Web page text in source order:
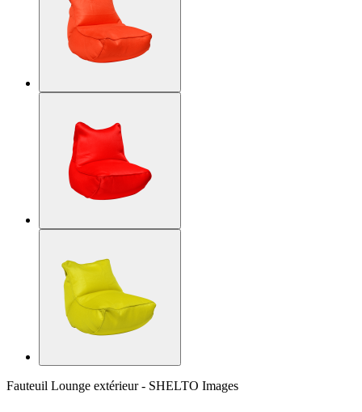
Fauteuil Lounge extérieur - SHELTO Images